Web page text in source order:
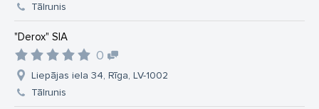
Tālrunis
"Derox" SIA
0
Liepājas iela 34, Rīga, LV-1002
Tālrunis